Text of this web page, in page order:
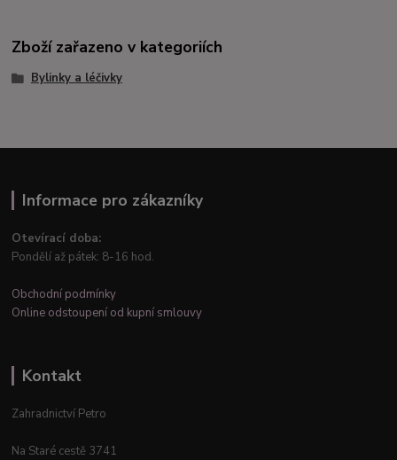
Zboží zařazeno v kategoriích
Bylinky a léčivky
Informace pro zákazníky
Otevírací doba:
Pondělí až pátek: 8-16 hod.
Obchodní podmínky
Online odstoupení od kupní smlouvy
Kontakt
Zahradnictví Petro
Na Staré cestě 3741